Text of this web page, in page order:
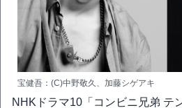
宝健吾：(C)中野敬久、加藤シゲアキ
NHKドラマ10「コンビニ兄弟 テ